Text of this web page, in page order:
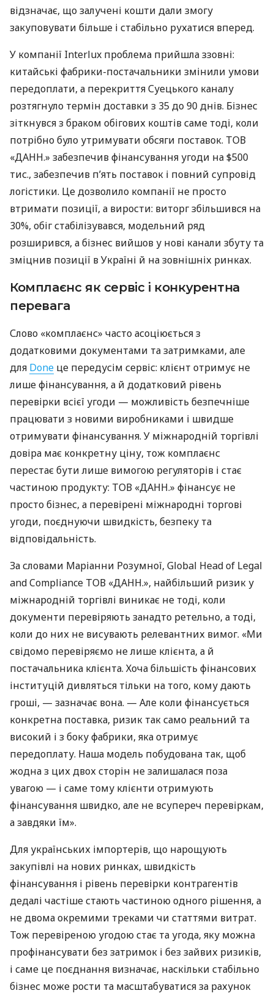
відзначає, що залучені кошти дали змогу
закуповувати більше і стабільно рухатися вперед.
У компанії Interlux проблема прийшла ззовні:
китайські фабрики-постачальники змінили умови
передоплати, а перекриття Суецького каналу
розтягнуло термін доставки з 35 до 90 днів. Бізнес
зіткнувся з браком обігових коштів саме тоді, коли
потрібно було утримувати обсяги поставок. ТОВ
«ДАНН.» забезпечив фінансування угоди на $500
тис., забезпечив п’ять поставок і повний супровід
логістики. Це дозволило компанії не просто
втримати позиції, а вирости: виторг збільшився на
30%, обіг стабілізувався, модельний ряд
розширився, а бізнес вийшов у нові канали збуту та
зміцнив позиції в Україні й на зовнішніх ринках.
Комплаєнс як сервіс і конкурентна
перевага
Слово «комплаєнс» часто асоціюється з
додатковими документами та затримками, але
для Done це передусім сервіс: клієнт отримує не
лише фінансування, а й додатковий рівень
перевірки всієї угоди — можливість безпечніше
працювати з новими виробниками і швидше
отримувати фінансування. У міжнародній торгівлі
довіра має конкретну ціну, тож комплаєнс
перестає бути лише вимогою регуляторів і стає
частиною продукту: ТОВ «ДАНН.» фінансує не
просто бізнес, а перевірені міжнародні торгові
угоди, поєднуючи швидкість, безпеку та
відповідальність.
За словами Маріанни Розумної, Global Head of Legal
and Compliance ТОВ «ДАНН.», найбільший ризик у
міжнародній торгівлі виникає не тоді, коли
документи перевіряють занадто ретельно, а тоді,
коли до них не висувають релевантних вимог. «Ми
свідомо перевіряємо не лише клієнта, а й
постачальника клієнта. Хоча більшість фінансових
інституцій дивляться тільки на того, кому дають
гроші, — зазначає вона. — Але коли фінансується
конкретна поставка, ризик так само реальний та
високий і з боку фабрики, яка отримує
передоплату. Наша модель побудована так, щоб
жодна з цих двох сторін не залишалася поза
увагою — і саме тому клієнти отримують
фінансування швидко, але не всупереч перевіркам,
а завдяки їм».
Для українських імпортерів, що нарощують
закупівлі на нових ринках, швидкість
фінансування і рівень перевірки контрагентів
дедалі частіше стають частиною одного рішення, а
не двома окремими треками чи статтями витрат.
Тож перевіреною угодою стає та угода, яку можна
профінансувати без затримок і без зайвих ризиків,
і саме це поєднання визначає, наскільки стабільно
бізнес може рости та масштабуватися за рахунок